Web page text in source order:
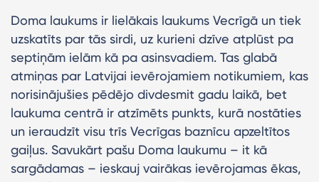
Doma laukums ir lielākais laukums Vecrīgā un tiek
uzskatīts par tās sirdi, uz kurieni dzīve atplūst pa
septiņām ielām kā pa asinsvadiem. Tas glabā
atmiņas par Latvijai ievērojamiem notikumiem, kas
norisinājušies pēdējo divdesmit gadu laikā, bet
laukuma centrā ir atzīmēts punkts, kurā nostāties
un ieraudzīt visu trīs Vecrīgas baznīcu apzeltītos
gaiļus. Savukārt pašu Doma laukumu – it kā
sargādamas – ieskauj vairākas ievērojamas ēkas,